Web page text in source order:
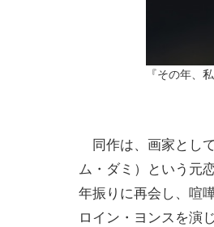
『その年、
同作は、画家とし
ム・ダミ）という元
年振りに再会し、喧
ロイン・ヨンスを演